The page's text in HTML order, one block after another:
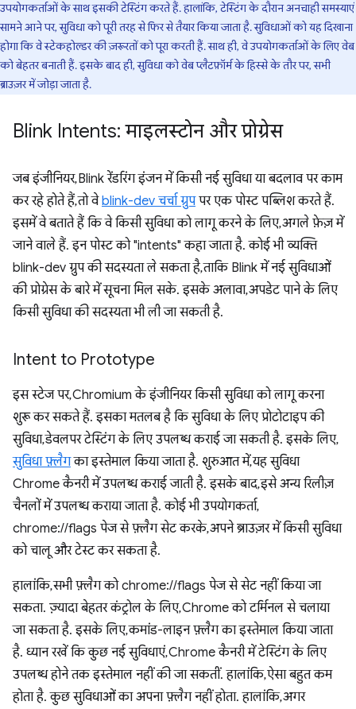
उपयोगकर्ताओं के साथ इसकी टेस्टिंग करते हैं. हालांकि, टेस्टिंग के दौरान अनचाही समस्याएं
सामने आने पर, सुविधा को पूरी तरह से फिर से तैयार किया जाता है. सुविधाओं को यह दिखाना
होगा कि वे स्टेकहोल्डर की ज़रूरतों को पूरा करती हैं. साथ ही, वे उपयोगकर्ताओं के लिए वेब
को बेहतर बनाती हैं. इसके बाद ही, सुविधा को वेब प्लैटफ़ॉर्म के हिस्से के तौर पर, सभी
ब्राउज़र में जोड़ा जाता है.
Blink Intents: माइलस्टोन और प्रोग्रेस
जब इंजीनियर, Blink रेंडरिंग इंजन में किसी नई सुविधा या बदलाव पर काम
कर रहे होते हैं, तो वेblink-dev चर्चा ग्रुपपर एक पोस्ट पब्लिश करते हैं.
इसमें वे बताते हैं कि वे किसी सुविधा को लागू करने के लिए, अगले फ़ेज़ में
जाने वाले हैं. इन पोस्ट को "intents" कहा जाता है. कोई भी व्यक्ति
blink-dev ग्रुप की सदस्यता ले सकता है, ताकि Blink में नई सुविधाओं
की प्रोग्रेस के बारे में सूचना मिल सके. इसके अलावा, अपडेट पाने के लिए
किसी सुविधा की सदस्यता भी ली जा सकती है.
Intent to Prototype
इस स्टेज पर, Chromium के इंजीनियर किसी सुविधा को लागू करना
शुरू कर सकते हैं. इसका मतलब है कि सुविधा के लिए प्रोटोटाइप की
सुविधा, डेवलपर टेस्टिंग के लिए उपलब्ध कराई जा सकती है. इसके लिए,
सुविधा फ़्लैगका इस्तेमाल किया जाता है. शुरुआत में, यह सुविधा
Chrome कैनरी में उपलब्ध कराई जाती है. इसके बाद, इसे अन्य रिलीज़
चैनलों में उपलब्ध कराया जाता है. कोई भी उपयोगकर्ता,
chrome://flags पेज से फ़्लैग सेट करके, अपने ब्राउज़र में किसी सुविधा
को चालू और टेस्ट कर सकता है.
हालांकि, सभी फ़्लैग को chrome://flags पेज से सेट नहीं किया जा
सकता. ज़्यादा बेहतर कंट्रोल के लिए, Chrome को टर्मिनल से चलाया
जा सकता है. इसके लिए, कमांड-लाइन फ़्लैग का इस्तेमाल किया जाता
है. ध्यान रखें कि कुछ नई सुविधाएं, Chrome कैनरी में टेस्टिंग के लिए
उपलब्ध होने तक इस्तेमाल नहीं की जा सकतीं. हालांकि, ऐसा बहुत कम
होता है. कुछ सुविधाओं का अपना फ़्लैग नहीं होता. हालांकि, अगर